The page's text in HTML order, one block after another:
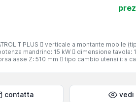
T PLUS  verticale a montante mobile
mandrino: 15 kW  dimensione tavola:
asse Z: 510 mm  tipo cambio utensili: a
contatta vedi